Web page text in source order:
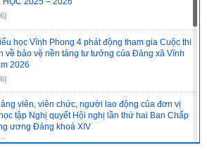
học Vĩnh Phong 4 phát động tham gia Cuộc thi
về bảo vệ nền tảng tư tưởng của Đảng xã Vĩnh
2026
viên, viên chức, người lao động của đơn vị
tập Nghị quyết Hội nghị lần thứ hai Ban Chấp
ương Đảng khoá XIV